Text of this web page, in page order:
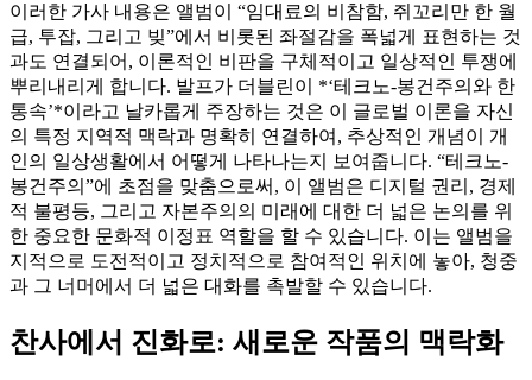
이러한 가사 내용은 앨범이 “임대료의 비참함, 쥐꼬리만 한 월
급, 투잡, 그리고 빚”에서 비롯된 좌절감을 폭넓게 표현하는 것
과도 연결되어, 이론적인 비판을 구체적이고 일상적인 투쟁에
뿌리내리게 합니다. 발프가 더블린이 *‘테크노-봉건주의와 한
통속’*이라고 날카롭게 주장하는 것은 이 글로벌 이론을 자신
의 특정 지역적 맥락과 명확히 연결하여, 추상적인 개념이 개
인의 일상생활에서 어떻게 나타나는지 보여줍니다. “테크노-
봉건주의”에 초점을 맞춤으로써, 이 앨범은 디지털 권리, 경제
적 불평등, 그리고 자본주의의 미래에 대한 더 넓은 논의를 위
한 중요한 문화적 이정표 역할을 할 수 있습니다. 이는 앨범을
지적으로 도전적이고 정치적으로 참여적인 위치에 놓아, 청중
과 그 너머에서 더 넓은 대화를 촉발할 수 있습니다.
찬사에서 진화로: 새로운 작품의 맥락화